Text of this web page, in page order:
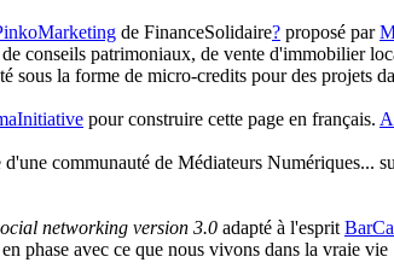
de FinanceSolidaire? proposé par
conseils patrimoniaux, de vente d'immobilier
sous la forme de micro-credits pour des projets
pour construire cette page en français.
d'une communauté de Médiateurs Numériques...
networking version 3.0 adapté à l'esprit
phase avec ce que nous vivons dans la vraie vie